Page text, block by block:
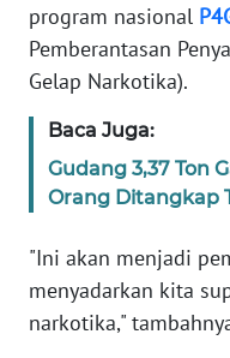
program nasional
Pemberantasan
Gelap Narkotika).
Baca Juga:
Gudang 3,37 Ton
Orang Ditangkap
"Ini akan menjadi
menyadarkan kita
narkotika,"
WN
SUMUT
WN
JAKARTA
JABAR
WN